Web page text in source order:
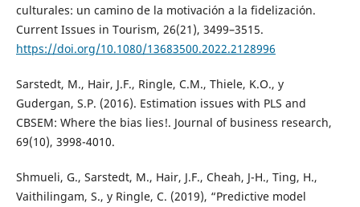
culturales: un camino de la motivación a la fidelización.
Current Issues in Tourism, 26(21), 3499–3515.
https://doi.org/10.1080/13683500.2022.2128996
Sarstedt, M., Hair, J.F., Ringle, C.M., Thiele, K.O., y
Gudergan, S.P. (2016). Estimation issues with PLS and
CBSEM: Where the bias lies!. Journal of business research,
69(10), 3998-4010.
Shmueli, G., Sarstedt, M., Hair, J.F., Cheah, J-H., Ting, H.,
Vaithilingam, S., y Ringle, C. (2019), “Predictive model